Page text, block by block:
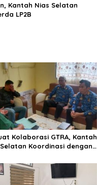
Kantah Nias Selatan
LP2B
Kolaborasi GTRA, Kantah
Koordinasi dengan